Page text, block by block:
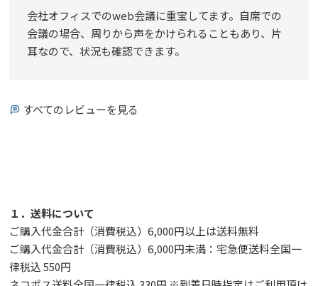
会社オフィスでのweb会議に重宝してます。自席での
会議の場合、周りから声をかけられることもあり、片
耳なので、状況も確認できます。
すべてのレビューを見る
１．送料について
ご購入代金合計（消費税込）6,000円以上は送料無料
ご購入代金合計（消費税込）6,000円未満：宅急便送料全国一
律税込 550円